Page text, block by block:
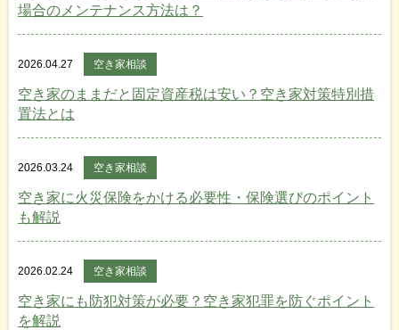
場合のメンテナンス方法は？
2026.04.27 空き家相談
空き家のままだと固定資産税は安い？空き家対策特別措
置法とは
2026.03.24 空き家相談
空き家に火災保険をかける必要性・保険選びのポイント
も解説
2026.02.24 空き家相談
空き家にも防犯対策が必要？空き家犯罪を防ぐポイント
を解説